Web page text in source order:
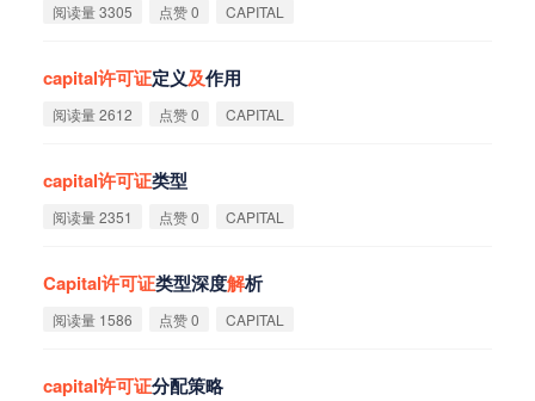
阅读量 3305 点赞 0 CAPITAL
capital许可证定义及作用
阅读量 2612 点赞 0 CAPITAL
capital许可证类型
阅读量 2351 点赞 0 CAPITAL
Capital许可证类型深度解析
阅读量 1586 点赞 0 CAPITAL
capital许可证分配策略